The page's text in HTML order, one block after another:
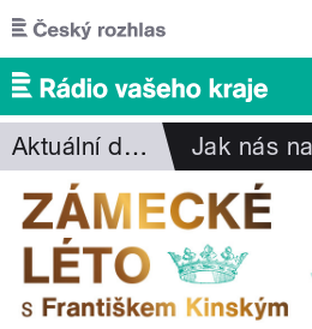
Přejít k hlavnímu obsahu
Aktuální dění Jak nás